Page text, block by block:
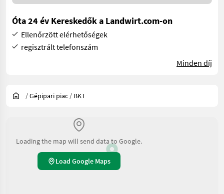
Óta 24 év Kereskedők a Landwirt.com-on
Ellenőrzött elérhetőségek
regisztrált telefonszám
Minden díj
/Gépipari piac / BKT
Loading the map will send data to Google.
Load Google Maps